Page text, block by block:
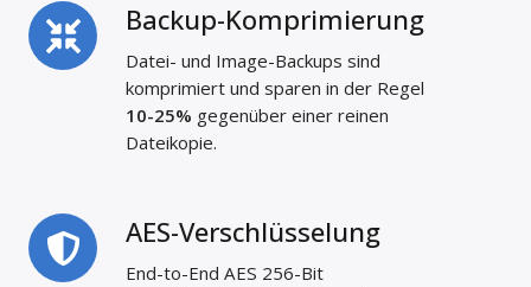
Backup-Komprimierung
Datei- und Image-Backups sind
komprimiert und sparen in der Regel
10-25% gegenüber einer reinen
Dateikopie.
Backup-
Komprimierung
AES-Verschlüsselung
End-to-End AES 256-Bit
AES-
Verschlüsselung